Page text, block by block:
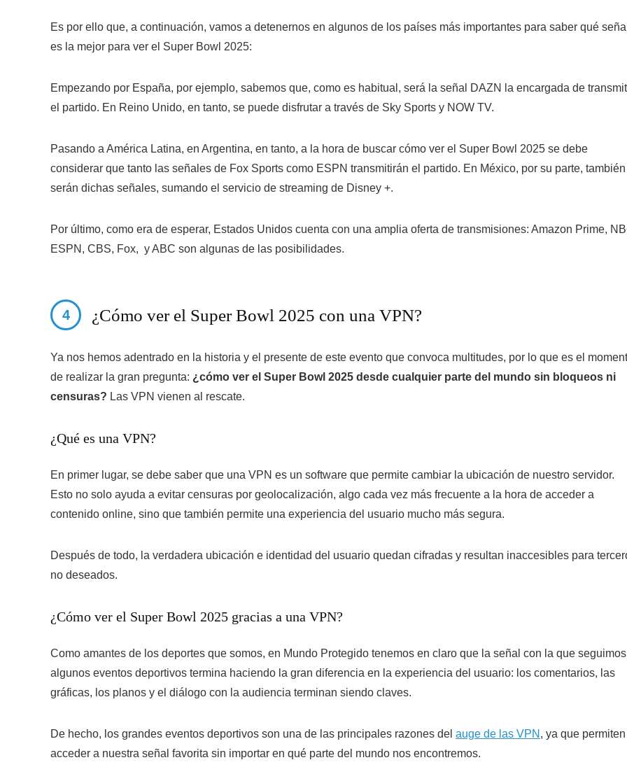
Es por ello que, a continuación, vamos a detenernos en algunos de los países más importantes para saber qué
es la mejor para ver el Super Bowl 2025:
Empezando por España, por ejemplo, sabemos que, como es habitual, será la señal DAZN la encargada de
el partido. En Reino Unido, en tanto, se puede disfrutar a través de Sky Sports y NOW TV.
Pasando a América Latina, en Argentina, en tanto, a la hora de buscar cómo ver el Super Bowl 2025 se debe
considerar que tanto las señales de Fox Sports como ESPN transmitirán el partido. En México, por su parte, también
serán dichas señales, sumando el servicio de streaming de Disney +.
Por último, como era de esperar, Estados Unidos cuenta con una amplia oferta de transmisiones: Amazon Prime,
ESPN, CBS, Fox, y ABC son algunas de las posibilidades.
¿Cómo ver el Super Bowl 2025 con una VPN?
Ya nos hemos adentrado en la historia y el presente de este evento que convoca multitudes, por lo que es el
de realizar la gran pregunta: ¿cómo ver el Super Bowl 2025 desde cualquier parte del mundo sin bloqueos ni
censuras? Las VPN vienen al rescate.
¿Qué es una VPN?
En primer lugar, se debe saber que una VPN es un software que permite cambiar la ubicación de nuestro servidor.
Esto no solo ayuda a evitar censuras por geolocalización, algo cada vez más frecuente a la hora de acceder a
contenido online, sino que también permite una experiencia del usuario mucho más segura.
Después de todo, la verdadera ubicación e identidad del usuario quedan cifradas y resultan inaccesibles para
no deseados.
¿Cómo ver el Super Bowl 2025 gracias a una VPN?
Como amantes de los deportes que somos, en Mundo Protegido tenemos en claro que la señal con la que seguimos
algunos eventos deportivos termina haciendo la gran diferencia en la experiencia del usuario: los comentarios, las
gráficas, los planos y el diálogo con la audiencia terminan siendo claves.
De hecho, los grandes eventos deportivos son una de las principales razones del auge de las VPN , ya que permiten
acceder a nuestra señal favorita sin importar en qué parte del mundo nos encontremos.